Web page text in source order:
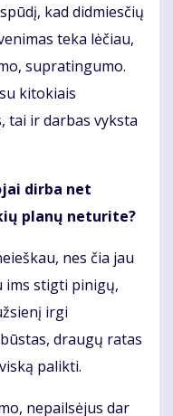
kad didmiesčių
teka lėčiau,
supratingumo.
kitokiais
tai ir darbas vyksta
dirba net
planų neturite?
nes čia jau
ims stigti pinigų,
irgi
draugų ratas
palikti.
nepailsėjus dar